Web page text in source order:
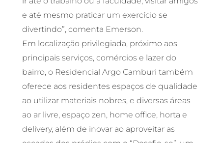
e até mesmo praticar um exercício se
divertindo”, comenta Emerson.
Em localização privilegiada, próximo aos
principais serviços, comércios e lazer do
bairro, o Residencial Argo Camburi também
oferece aos residentes espaços de qualidade
ao utilizar materiais nobres, e diversas áreas
ao ar livre, espaço zen, home office, horta e
delivery, além de inovar ao aproveitar as